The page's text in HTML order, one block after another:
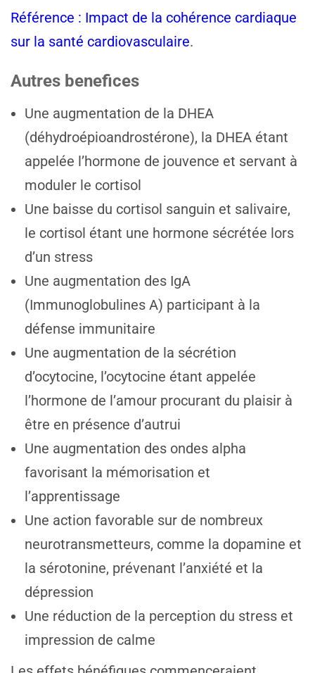
Référence : Impact de la cohérence cardiaque
sur la santé cardiovasculaire.
Autres benefices
Une augmentation de la DHEA
(déhydroépioandrostérone), la DHEA étant
appelée l’hormone de jouvence et servant à
moduler le cortisol
Une baisse du cortisol sanguin et salivaire,
le cortisol étant une hormone sécrétée lors
d’un stress
Une augmentation des IgA
(Immunoglobulines A) participant à la
défense immunitaire
Une augmentation de la sécrétion
d’ocytocine, l’ocytocine étant appelée
l’hormone de l’amour procurant du plaisir à
être en présence d’autrui
Une augmentation des ondes alpha
favorisant la mémorisation et
l’apprentissage
Une action favorable sur de nombreux
neurotransmetteurs, comme la dopamine et
la sérotonine, prévenant l’anxiété et la
dépression
Une réduction de la perception du stress et
impression de calme